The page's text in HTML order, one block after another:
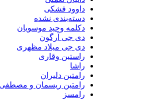
داوود فشکی
دسته‌بندی نشده
دکلمه وحید موسویان
دی جی آرگون
دی جی میلاد مظهری
راستین وقاری
رامتین دلیران
رامتین ریسمان و مصطفی باقری